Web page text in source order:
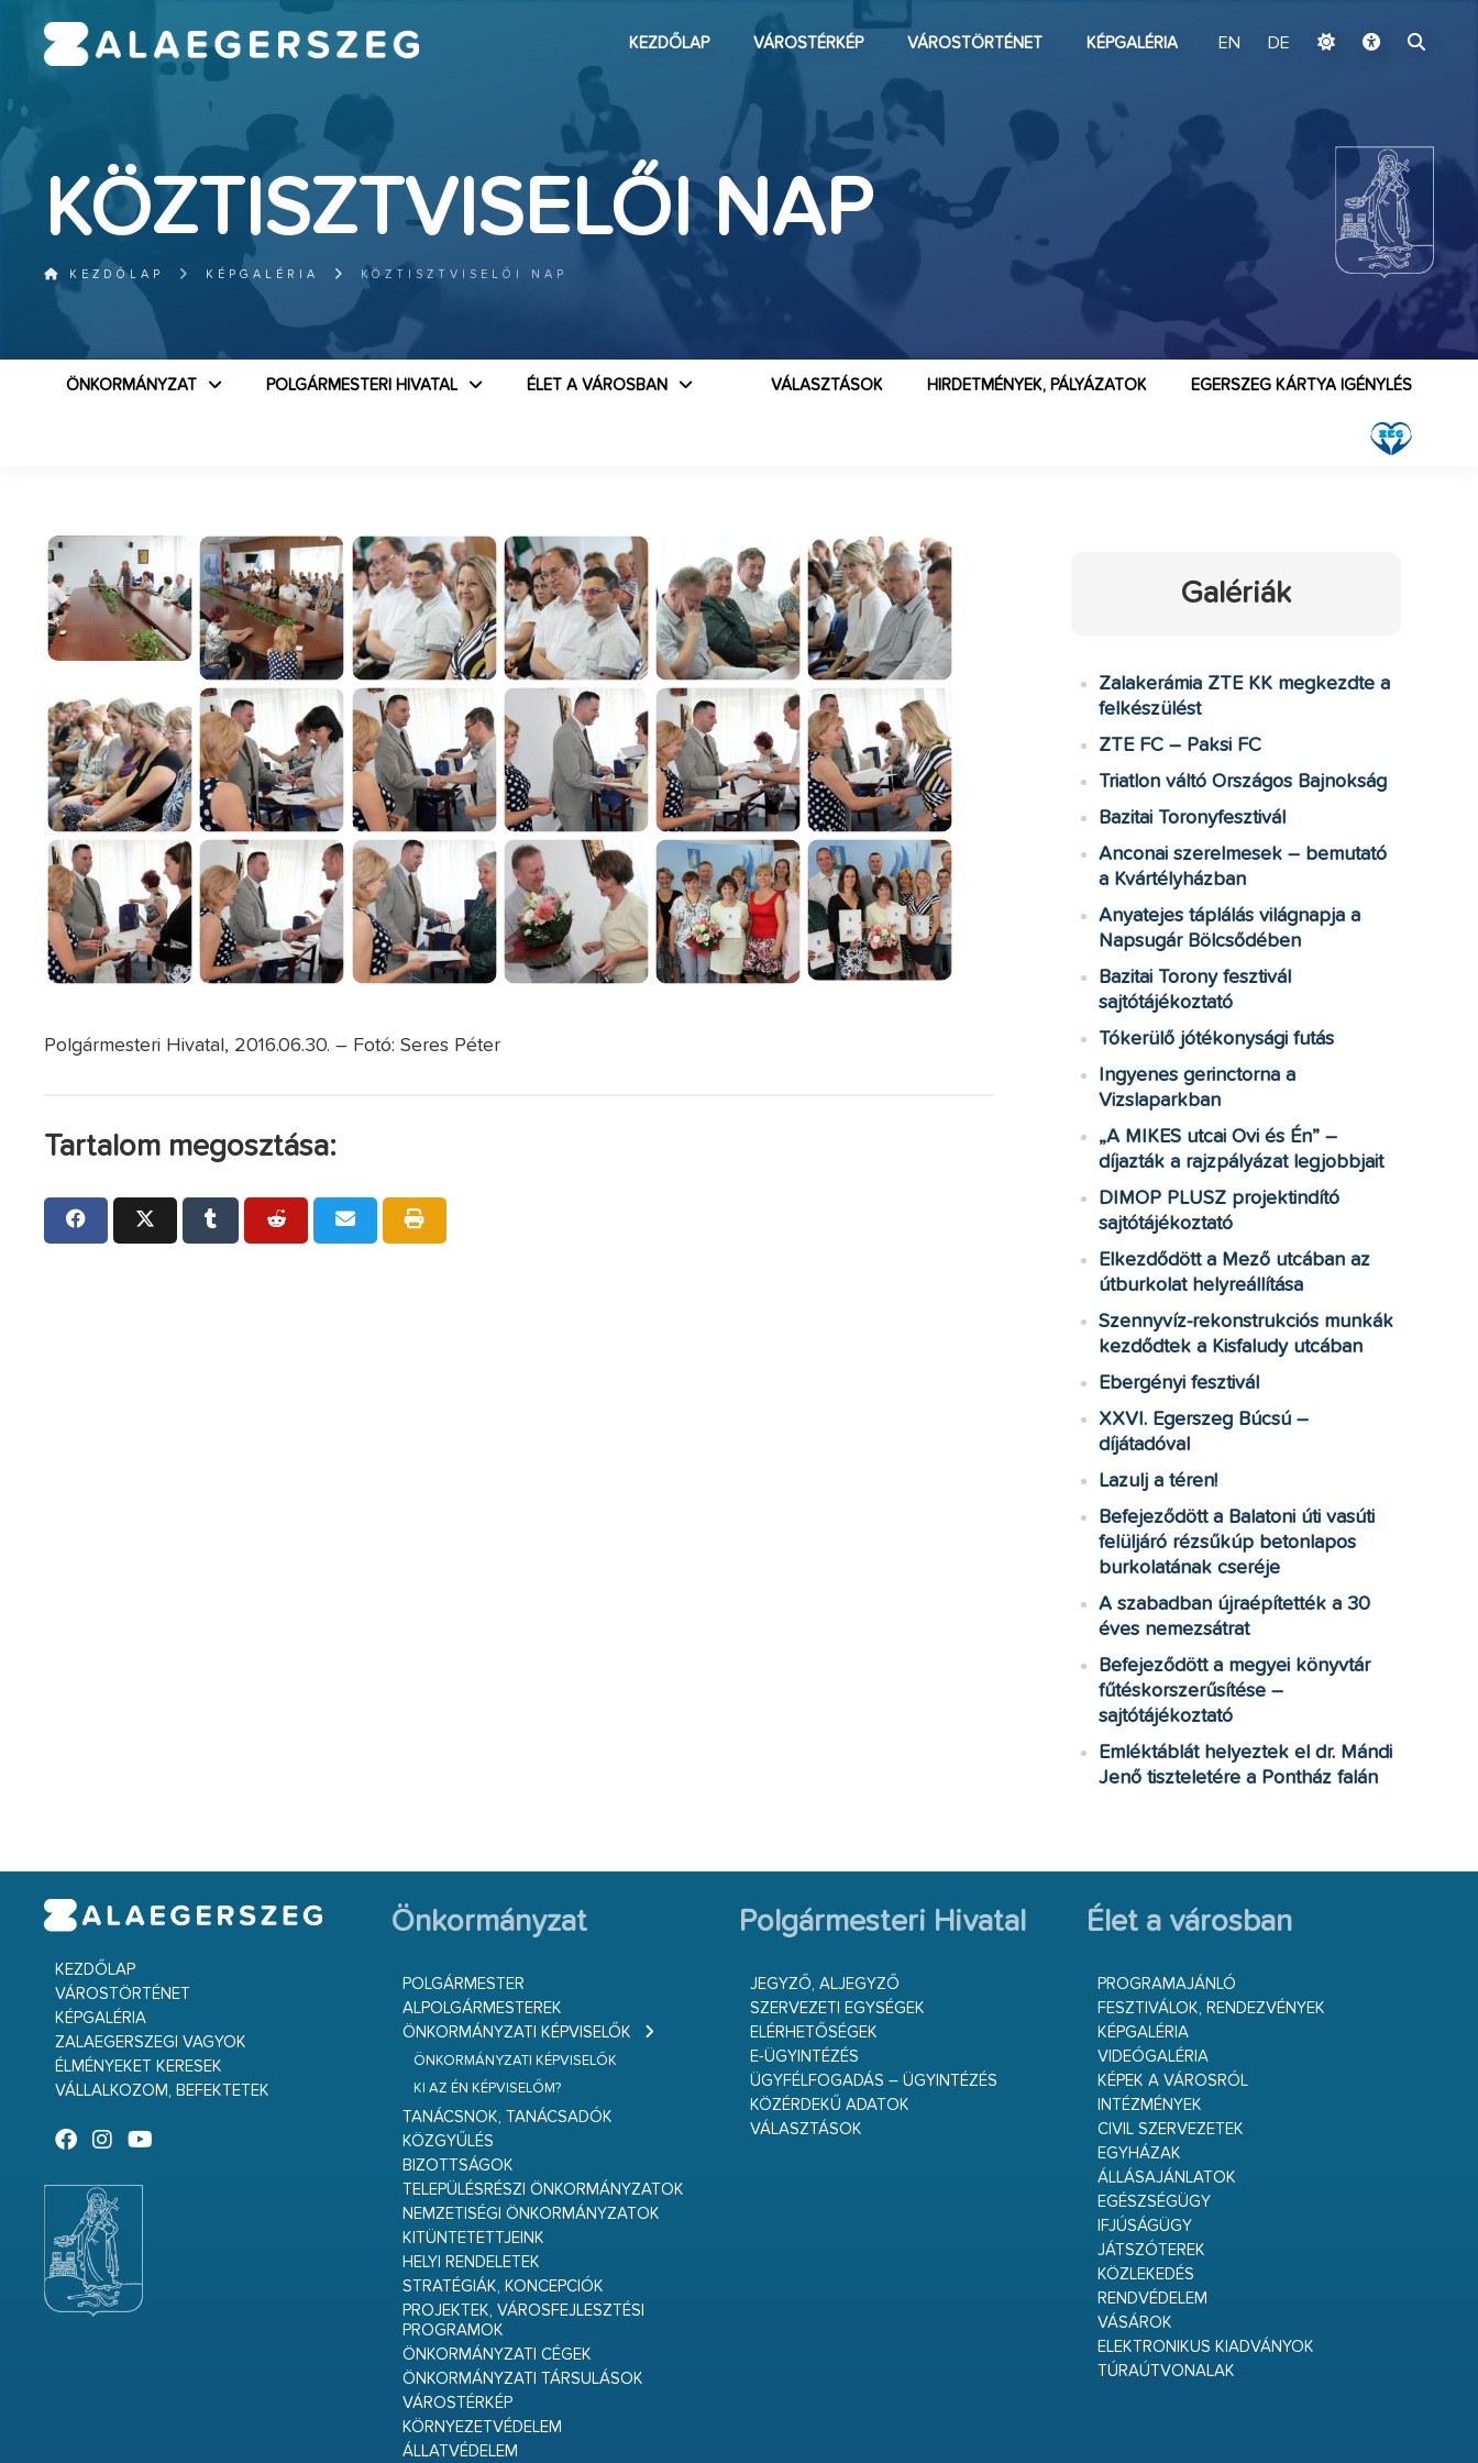
KEZDŐLAP VÁROSTÉRKÉP VÁROSTÖRTÉNET KÉPGALÉRIA EN DE
KÖZTISZTVISELŐI NAP
KEZDŐLAP KÉPGALÉRIA KÖZTISZTVISELŐI NAP
ÖNKORMÁNYZAT POLGÁRMESTERI HIVATAL ÉLET A VÁROSBAN EGERSZEG KÁRTYA IGÉNYLÉS
HIRDETMÉNYEK, PÁLYÁZATOK
VÁLASZTÁSOK
Polgármesteri Hivatal, 2016.06.30. – Fotó: Seres Péter
Tartalom megosztása:
Galériák
Zalakerámia ZTE KK megkezdte a
felkészülést
ZTE FC – Paksi FC
Triatlon váltó Országos Bajnokság
Bazitai Toronyfesztivál
Anconai szerelmesek – bemutató
a Kvártélyházban
Anyatejes táplálás világnapja a
Napsugár Bölcsődében
Bazitai Torony fesztivál
sajtótájékoztató
Tókerülő jótékonysági futás
Ingyenes gerinctorna a
Vizslaparkban
„A MIKES utcai Ovi és Én” –
díjazták a rajzpályázat legjobbjait
DIMOP PLUSZ projektindító
sajtótájékoztató
Elkezdődött a Mező utcában az
útburkolat helyreállítása
Szennyvíz-rekonstrukciós munkák
kezdődtek a Kisfaludy utcában
Ebergényi fesztivál
XXVI. Egerszeg Búcsú –
díjátadóval
Lazulj a téren!
Befejeződött a Balatoni úti vasúti
felüljáró rézsűkúp betonlapos
burkolatának cseréje
A szabadban újraépítették a 30
éves nemezsátrat
Befejeződött a megyei könyvtár
fűtéskorszerűsítése –
sajtótájékoztató
Emléktáblát helyeztek el dr. Mándi
Jenő tiszteletére a Pontház falán
KEZDŐLAP
VÁROSTÖRTÉNET
KÉPGALÉRIA
ZALAEGERSZEGI VAGYOK
ÉLMÉNYEKET KERESEK
VÁLLALKOZOM, BEFEKTETEK
Önkormányzat
POLGÁRMESTER
ALPOLGÁRMESTEREK
ÖNKORMÁNYZATI KÉPVISELŐK
ÖNKORMÁNYZATI KÉPVISELŐK
KI AZ ÉN KÉPVISELŐM?
TANÁCSNOK, TANÁCSADÓK
KÖZGYŰLÉS
BIZOTTSÁGOK
TELEPÜLÉSRÉSZI ÖNKORMÁNYZATOK
NEMZETISÉGI ÖNKORMÁNYZATOK
KITÜNTETETTJEINK
HELYI RENDELETEK
STRATÉGIÁK, KONCEPCIÓK
PROJEKTEK, VÁROSFEJLESZTÉSI
PROGRAMOK
ÖNKORMÁNYZATI CÉGEK
ÖNKORMÁNYZATI TÁRSULÁSOK
VÁROSTÉRKÉP
KÖRNYEZETVÉDELEM
ÁLLATVÉDELEM
Polgármesteri Hivatal
JEGYZŐ, ALJEGYZŐ
SZERVEZETI EGYSÉGEK
ELÉRHETŐSÉGEK
E-ÜGYINTÉZÉS
ÜGYFÉLFOGADÁS – ÜGYINTÉZÉS
KÖZÉRDEKŰ ADATOK
VÁLASZTÁSOK
Élet a városban
PROGRAMAJÁNLÓ
FESZTIVÁLOK, RENDEZVÉNYEK
KÉPGALÉRIA
VIDEÓGALÉRIA
KÉPEK A VÁROSRÓL
INTÉZMÉNYEK
CIVIL SZERVEZETEK
EGYHÁZAK
ÁLLÁSAJÁNLATOK
EGÉSZSÉGÜGY
IFJÚSÁGÜGY
JÁTSZÓTEREK
KÖZLEKEDÉS
RENDVÉDELEM
VÁSÁROK
ELEKTRONIKUS KIADVÁNYOK
TÚRAÚTVONALAK